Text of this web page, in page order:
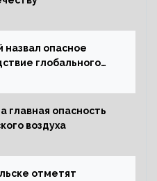
назвал опасное
глобального
главная опасность
воздуха
отметят